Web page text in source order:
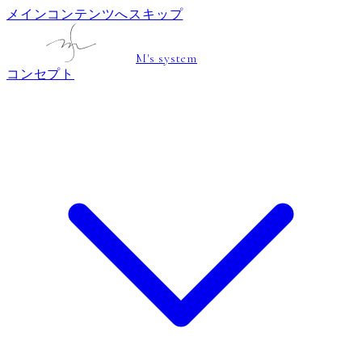
メインコンテンツへスキップ
M's system
コンセプト